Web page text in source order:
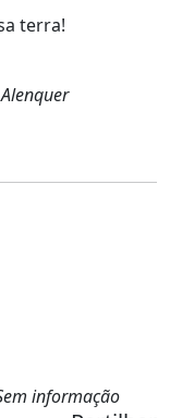
terra!
informação